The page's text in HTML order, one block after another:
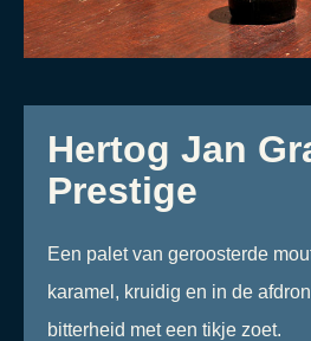
Hertog Jan
Prestige
Een palet van geroosterde
karamel, kruidig en in de
bitterheid met een tikje zoet.